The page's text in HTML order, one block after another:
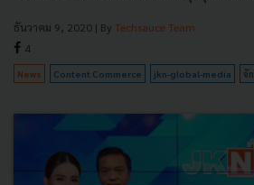
ธันวาคม 9, 2020 | By Techsauce Team
4
News Content Commerce jkn-global-media จั